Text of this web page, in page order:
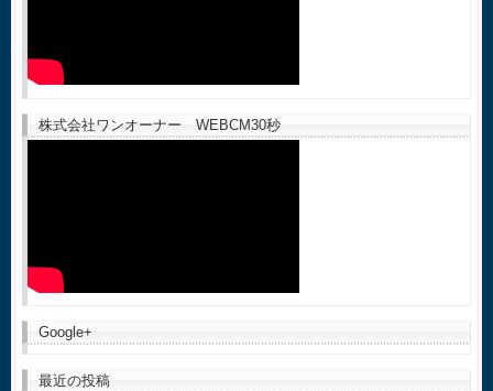
株式会社ワンオーナー WEBCM30秒
Google+
最近の投稿